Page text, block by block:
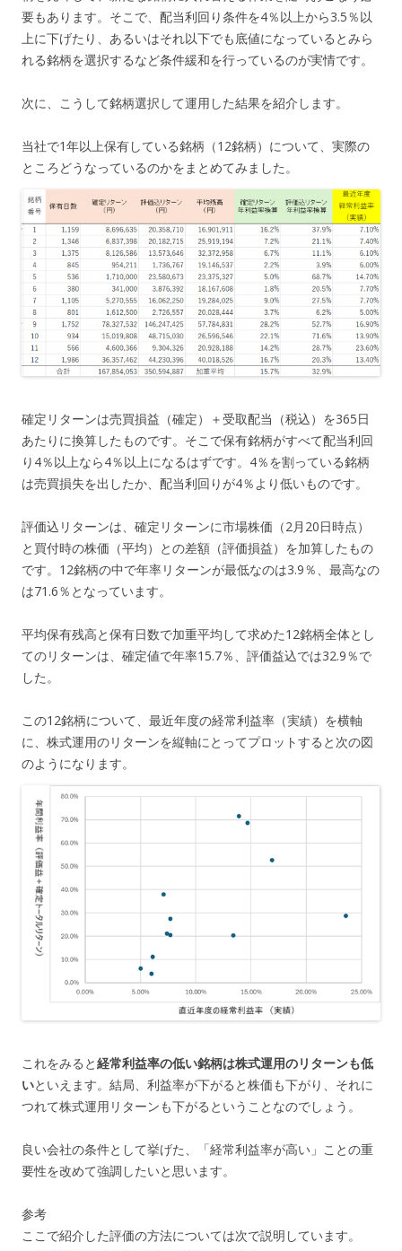
要もあります。そこで、配当利回り条件を4％以上から3.5％以
上に下げたり、あるいはそれ以下でも底値になっているとみら
れる銘柄を選択するなど条件緩和を行っているのが実情です。
次に、こうして銘柄選択して運用した結果を紹介します。
当社で1年以上保有している銘柄（12銘柄）について、実際の
ところどうなっているのかをまとめてみました。
確定リターンは売買損益（確定）＋受取配当（税込）を365日
あたりに換算したものです。そこで保有銘柄がすべて配当利回
り4％以上なら4％以上になるはずです。4％を割っている銘柄
は売買損失を出したか、配当利回りが4％より低いものです。
評価込リターンは、確定リターンに市場株価（2月20日時点）
と買付時の株価（平均）との差額（評価損益）を加算したもの
です。12銘柄の中で年率リターンが最低なのは3.9％、最高なの
は71.6％となっています。
平均保有残高と保有日数で加重平均して求めた12銘柄全体とし
てのリターンは、確定値で年率15.7％、評価益込では32.9％で
した。
この12銘柄について、最近年度の経常利益率（実績）を横軸
に、株式運用のリターンを縦軸にとってプロットすると次の図
のようになります。
これをみると経常利益率の低い銘柄は株式運用のリターンも低
いといえます。結局、利益率が下がると株価も下がり、それに
つれて株式運用リターンも下がるということなのでしょう。
良い会社の条件として挙げた、「経常利益率が高い」ことの重
要性を改めて強調したいと思います。
参考
ここで紹介した評価の方法については次で説明しています。